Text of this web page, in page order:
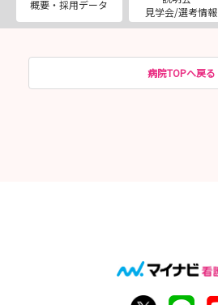
概要・採用データ
見学会/選考情報
病院TOPへ戻る